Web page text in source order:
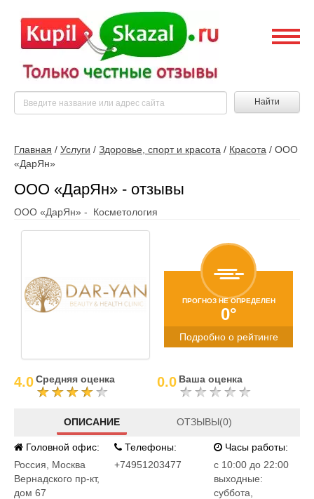
Найти
Главная / Услуги / Здоровье, спорт и красота / Красота / ООО
«ДарЯн»
ООО «ДарЯн» - отзывы
ООО «ДарЯн» - Косметология
ПРОГНОЗ НЕ ОПРЕДЕЛЕН
0°
Подробно о рейтинге
4.0Средняя оценка 0.0 Ваша оценка
ОПИСАНИЕ ОТЗЫВЫ(0)
Головной офис:
Россия
Москва
Вернадского пр-кт,
дом 67
Телефоны:
+74951203477
Часы работы:
c 10:00 до 22:00
выходные:
суббота,